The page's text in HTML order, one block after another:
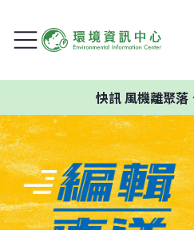
快訊風機離聚落